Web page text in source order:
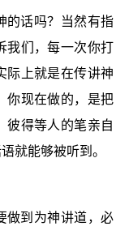
的话吗？当然有指
我们，每一次你打
际上就是在传讲神
你现在做的，是把
彼得等人的笔亲自
就能够被听到。
做到为神讲道，必